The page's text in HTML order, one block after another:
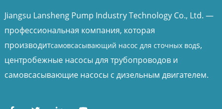
Jiangsu Lansheng Pump Industry Technology Co., Ltd. —
профессиональная компания, которая
производитсамовсасывающий насос для сточных водs,
центробежные насосы для трубопроводов и
самовсасывающие насосы с дизельным двигателем.